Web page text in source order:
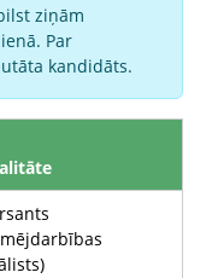
ziņām
Par
kandidāts.